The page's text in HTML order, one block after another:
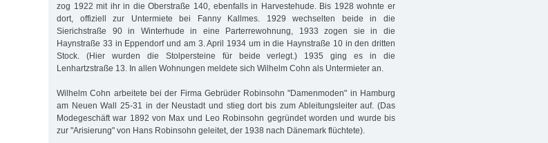
zog 1922 mit ihr in die Oberstraße 140, ebenfalls in Harvestehude. Bis 1928 wohnte er
dort, offiziell zur Untermiete bei Fanny Kallmes. 1929 wechselten beide in die
Sierichstraße 90 in Winterhude in eine Parterrewohnung, 1933 zogen sie in die
Haynstraße 33 in Eppendorf und am 3. April 1934 um in die Haynstraße 10 in den dritten
Stock. (Hier wurden die Stolpersteine für beide verlegt.) 1935 ging es in die
Lenhartzstraße 13. In allen Wohnungen meldete sich Wilhelm Cohn als Untermieter an.
Wilhelm Cohn arbeitete bei der Firma Gebrüder Robinsohn "Damenmoden" in Hamburg
am Neuen Wall 25-31 in der Neustadt und stieg dort bis zum Ableitungsleiter auf. (Das
Modegeschäft war 1892 von Max und Leo Robinsohn gegründet worden und wurde bis
zur "Arisierung" von Hans Robinsohn geleitet, der 1938 nach Dänemark flüchtete).